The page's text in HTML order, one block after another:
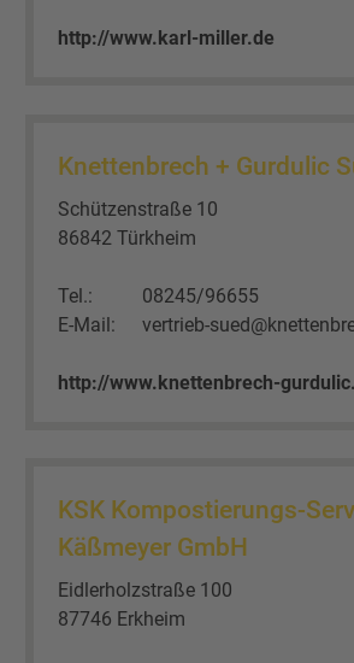
http://www.karl-miller.de
Knettenbrech + Gurdulic
Schützenstraße 10
86842 Türkheim
Tel.:
08245/96655
E-Mail:
vertrieb-
http://www.knettenbrech-
KSK Kompostierungs-
Käßmeyer GmbH
Eidlerholzstraße 100
87746 Erkheim